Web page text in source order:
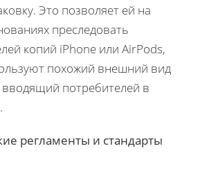
Это позволяет ей на
преследовать
копий iPhone или AirPods,
похожий внешний вид
вводящий потребителей в
регламенты и стандарты